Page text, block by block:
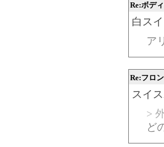
Re:ボデ
白ス
ア
Re:フロ
スイ
>
ど